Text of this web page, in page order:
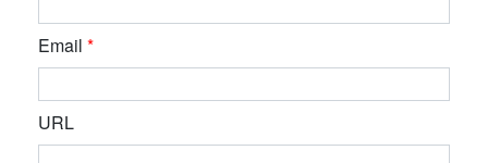
Email *
URL